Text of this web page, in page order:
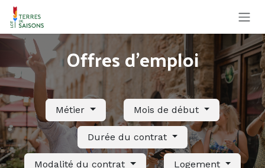
Se rendre au contenu
Offres d'emploi
Métier Mois de début
Durée du contrat
Modalité du contrat Logement